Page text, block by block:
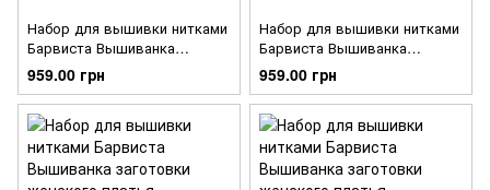
Набор для вышивки нитками
Барвиста Вышиванка
заготовки женского платья –
вышиванки Анемоны
ПЛ170кМннннi
959.00 грн
Набор для вышивки нитками
Барвиста Вышиванка
заготовки женского платья –
вышиванки Анемоны
ПЛ170дБннннi
959.00 грн